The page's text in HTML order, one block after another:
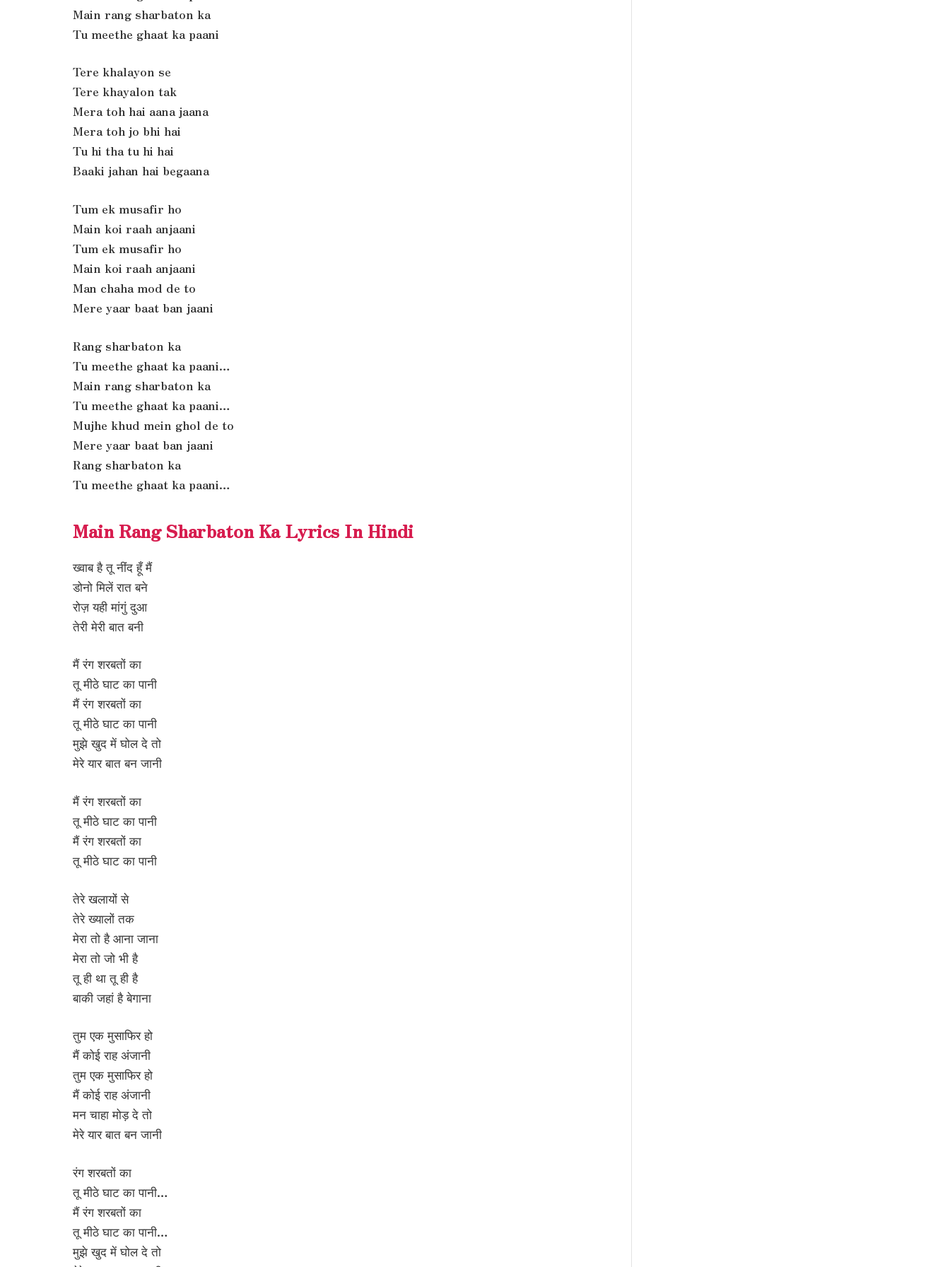
Main rang sharbaton ka
Tu meethe ghaat ka paani
Tere khalayon se
Tere khayalon tak
Mera toh hai aana jaana
Mera toh jo bhi hai
Tu hi tha tu hi hai
Baaki jahan hai begaana
Tum ek musafir ho
Main koi raah anjaani
Tum ek musafir ho
Main koi raah anjaani
Man chaha mod de to
Mere yaar baat ban jaani
Rang sharbaton ka
Tu meethe ghaat ka paani…
Main rang sharbaton ka
Tu meethe ghaat ka paani…
Mujhe khud mein ghol de to
Mere yaar baat ban jaani
Rang sharbaton ka
Tu meethe ghaat ka paani…
Main Rang Sharbaton Ka Lyrics In Hindi
ख्वाब है तू नींद हूँ मैं
डोनो मिलें रात बने
रोज़ यही मांगुं दुआ
तेरी मेरी बात बनी
मैं रंग शरबतों का
तू मीठे घाट का पानी
मैं रंग शरबतों का
तू मीठे घाट का पानी
मुझे खुद में घोल दे तो
मेरे यार बात बन जानी
मैं रंग शरबतों का
तू मीठे घाट का पानी
मैं रंग शरबतों का
तू मीठे घाट का पानी
तेरे खलायों से
तेरे ख्यालों तक
मेरा तो है आना जाना
मेरा तो जो भी है
तू ही था तू ही है
बाकी जहां है बेगाना
तुम एक मुसाफिर हो
मैं कोई राह अंजानी
तुम एक मुसाफिर हो
मैं कोई राह अंजानी
मन चाहा मोड़ दे तो
मेरे यार बात बन जानी
रंग शरबतों का
तू मीठे घाट का पानी…
मैं रंग शरबतों का
तू मीठे घाट का पानी…
मुझे खुद में घोल दे तो